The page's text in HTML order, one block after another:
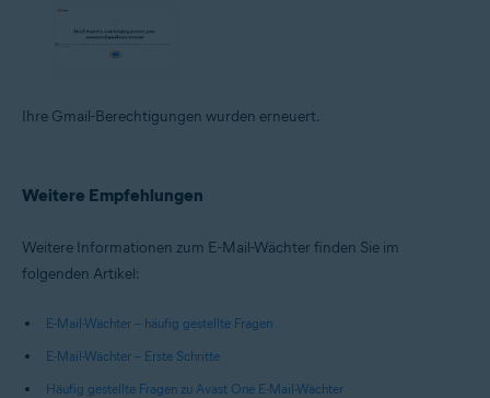
Ihre Gmail-Berechtigungen wurden erneuert.
Weitere Empfehlungen
Weitere Informationen zum E-Mail-Wächter finden Sie im
folgenden Artikel:
E-Mail-Wächter – häufig gestellte Fragen
E-Mail-Wächter – Erste Schritte
Häufig gestellte Fragen zu Avast One E-Mail-Wächter